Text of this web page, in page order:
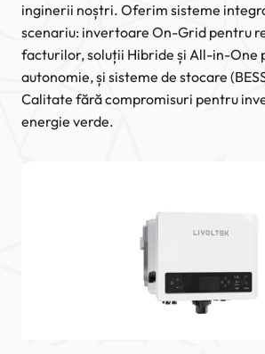
inginerii noștri. Oferim sisteme
scenariu: invertoare On-Grid pentru
facturilor, soluții Hibride și All-in-One
autonomie, și sisteme de stocare
Calitate fără compromisuri pentru
energie verde.